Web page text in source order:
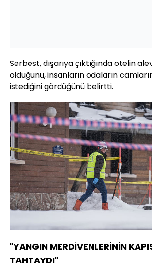
Serbest, dışarıya çıktığında otelin
olduğunu, insanların odaların
istediğini gördüğünü belirtti.
"YANGIN MERDİVENLERİNİN
TAHTAYDI"